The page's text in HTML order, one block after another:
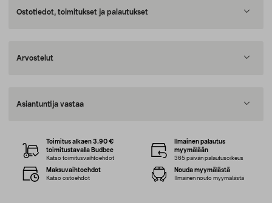
Ostotiedot, toimitukset ja palautukset
Arvostelut
Asiantuntija vastaa
Toimitus alkaen 3,90 €
toimitustavalla Budbee
Katso toimitusvaihtoehdot
Ilmainen palautus
myymälään
365 päivän palautusoikeus
Maksuvaihtoehdot
Katso ostoehdot
Nouda myymälästä
Ilmainen nouto myymälästä